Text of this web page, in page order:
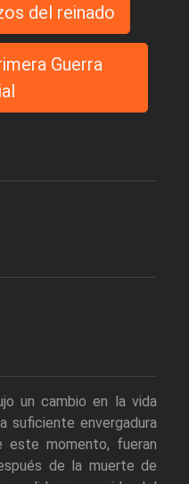
del reinado
Guerra
un cambio en la vida
suficiente envergadura
este momento, fueran
de la muerte de